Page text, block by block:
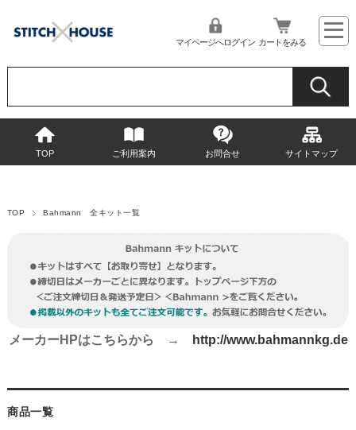
マイページへログイン カートをみる
TOP ご利用案内 お問合せ サイトマップ
TOP Bahmann 全キット一覧
メーカーHPはこちらから → http://www.bahmannkg.de
商品一覧